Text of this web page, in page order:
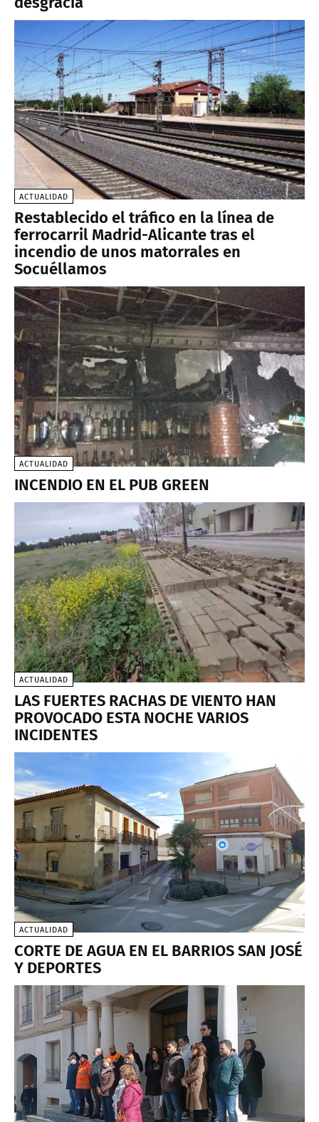
ACTUALIDAD
Restablecido el tráfico en la línea de
ferrocarril Madrid-Alicante tras el
incendio de unos matorrales en
Socuéllamos
ACTUALIDAD
INCENDIO EN EL PUB GREEN
ACTUALIDAD
LAS FUERTES RACHAS DE VIENTO HAN
PROVOCADO ESTA NOCHE VARIOS
INCIDENTES
ACTUALIDAD
CORTE DE AGUA EN EL BARRIOS SAN JOSÉ
Y DEPORTES